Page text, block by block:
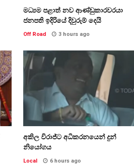
මධ්‍යම පළාත් නව ආණ්ඩුකාරවරයා
ජනපති ඉදිරියේ දිවුරුම් දෙයි
Off Road 3 hours ago
අකිල විරාජ්ට අධිකරනයෙන් දුන්
නියෝගය
Local 6 hours ago